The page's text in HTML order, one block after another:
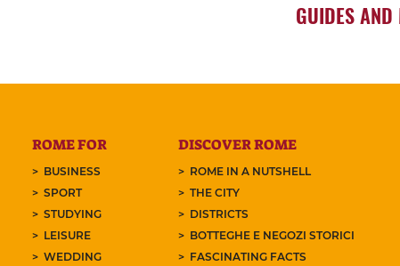
GUIDES
ROME FOR
BUSINESS
SPORT
STUDYING
LEISURE
WEDDING
DISCOVER ROME
ROME IN A NUTSHELL
THE CITY
DISTRICTS
BOTTEGHE E NEGOZI STORICI
FASCINATING FACTS